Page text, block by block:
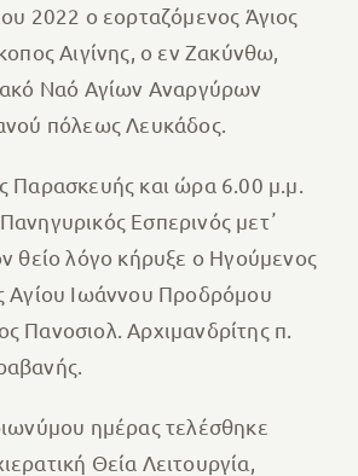
2022 ο εορταζόμενος Άγιος
Αιγίνης, ο εν Ζακύνθω,
Ναό Αγίων Αναργύρων
πόλεως Λευκάδος.
Παρασκευής και ώρα 6.00 μ.μ.
Εσπερινός μετ᾽
θείο λόγο κήρυξε ο Ηγούμενος
Αγίου Ιωάννου Προδρόμου
Πανοσιολ. Αρχιμανδρίτης π.
ημέρας τελέσθηκε
Θεία Λειτουργία,